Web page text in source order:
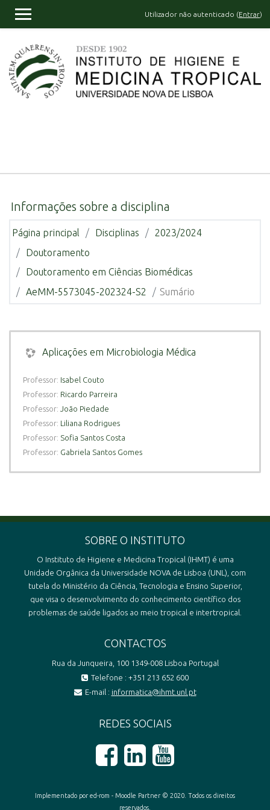
Utilizador não autenticado (Entrar)
Informações sobre a disciplina
Página principal Disciplinas
2023/2024
Doutoramento
Doutoramento em Ciências Biomédicas
AeMM-5573045-202324-S2
Sumário
Aplicações em Microbiologia Médica
Professor: Isabel Couto
Professor: Ricardo Parreira
Professor: João Piedade
Professor: Liliana Rodrigues
Professor: Sofia Santos Costa
Professor: Gabriela Santos Gomes
SOBRE O INSTITUTO
O Instituto de Higiene e Medicina Tropical (IHMT) é uma
Unidade Orgânica da Universidade NOVA de Lisboa (UNL), com
tutela do Ministério da Ciência, Tecnologia e Ensino Superior,
que visa o desenvolvimento do conhecimento científico dos
problemas de saúde ligados ao meio tropical e intertropical.
CONTACTOS
Rua da Junqueira, 100 1349-008 Lisboa Portugal
Telefone : +351 213 652 600
E-mail : informatica@ihmt.unl.pt
REDES SOCIAIS
Implementado por ed-rom - Moodle Partner © 2020. Todos os direitos
reservados.